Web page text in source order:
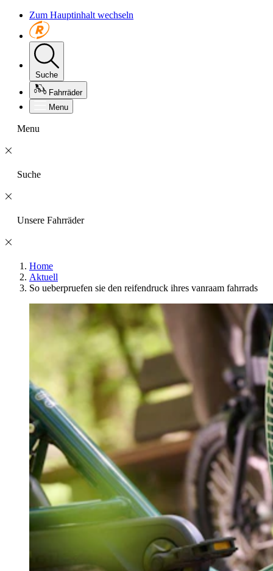
Zum Hauptinhalt wechseln
Suche
Fahrräder
Menu
Menu
Suche
Unsere Fahrräder
Home
Aktuell
So ueberpruefen sie den reifendruck ihres vanraam fahrrads